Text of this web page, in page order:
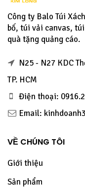
Công ty Balo Túi
bố, túi vải canvas,
quà tặng quảng cáo.
N25 - N27 KDC
TP. HCM
Điện thoại:
Email:
VỀ CHÚNG TÔI
Giới thiệu
Sản phẩm